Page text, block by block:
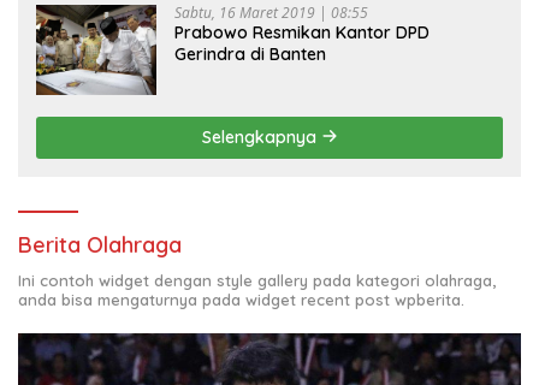
Sabtu, 16 Maret 2019 | 08:55
Prabowo Resmikan Kantor DPD
Gerindra di Banten
Selengkapnya
Berita Olahraga
Ini contoh widget dengan style gallery pada kategori olahraga,
anda bisa mengaturnya pada widget recent post wpberita.